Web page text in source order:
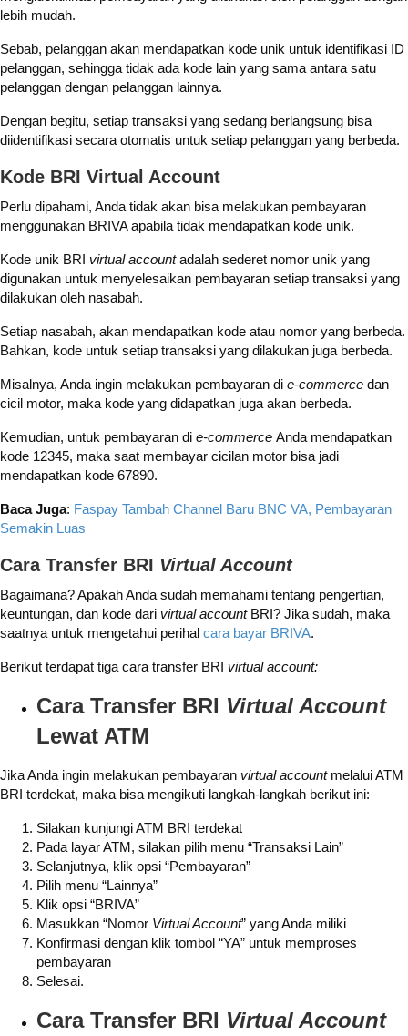
lebih mudah.
Sebab, pelanggan akan mendapatkan kode unik untuk identifikasi ID
pelanggan, sehingga tidak ada kode lain yang sama antara satu
pelanggan dengan pelanggan lainnya.
Dengan begitu, setiap transaksi yang sedang berlangsung bisa
diidentifikasi secara otomatis untuk setiap pelanggan yang berbeda.
Kode BRI Virtual Account
Perlu dipahami, Anda tidak akan bisa melakukan pembayaran
menggunakan BRIVA apabila tidak mendapatkan kode unik.
Kode unik BRI virtual accountadalah sederet nomor unik yang
digunakan untuk menyelesaikan pembayaran setiap transaksi yang
dilakukan oleh nasabah.
Setiap nasabah, akan mendapatkan kode atau nomor yang berbeda.
Bahkan, kode untuk setiap transaksi yang dilakukan juga berbeda.
Misalnya, Anda ingin melakukan pembayaran di e-commerce dan
cicil motor, maka kode yang didapatkan juga akan berbeda.
Kemudian, untuk pembayaran di e-commerce Anda mendapatkan
kode 12345, maka saat membayar cicilan motor bisa jadi
mendapatkan kode 67890.
Baca Juga: Faspay Tambah Channel Baru BNC VA, Pembayaran
Semakin Luas
Cara Transfer BRI Virtual Account
Bagaimana? Apakah Anda sudah memahami tentang pengertian,
keuntungan, dan kode dari virtual account BRI? Jika sudah, maka
saatnya untuk mengetahui perihal cara bayar BRIVA.
Berikut terdapat tiga cara transfer BRI virtual account:
Cara Transfer BRI Virtual Account
Lewat ATM
Jika Anda ingin melakukan pembayaran virtual account melalui ATM
BRI terdekat, maka bisa mengikuti langkah-langkah berikut ini:
Silakan kunjungi ATM BRI terdekat
Pada layar ATM, silakan pilih menu “Transaksi Lain”
Selanjutnya, klik opsi “Pembayaran”
Pilih menu “Lainnya”
Klik opsi “BRIVA”
Masukkan “Nomor Virtual Account” yang Anda miliki
Konfirmasi dengan klik tombol “YA” untuk memproses
pembayaran
Selesai.
Cara Transfer BRI Virtual Account